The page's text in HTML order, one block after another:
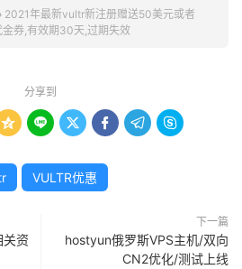
2021年最新vultr新注册赠送50美元或者
券,有效期30天,过期失效
分享到
     
VULTR优惠
关资
下一篇
hostyun俄罗斯VPS主机/双向
CN2优化/测试上线